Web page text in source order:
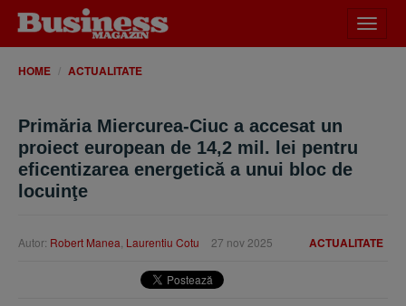
meniu
HOME ACTUALITATE
Primăria Miercurea-Ciuc a accesat un
proiect european de 14,2 mil. lei pentru
eficentizarea energetică a unui bloc de
locuinţe
ACTUALITATE
Autor: Robert Manea Laurentiu Cotu 27 nov 2025